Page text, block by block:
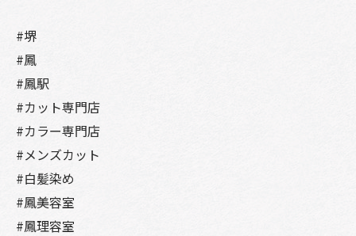
#堺
#鳳
#鳳駅
#カット専門店
#カラー専門店
#メンズカット
#白髪染め
#鳳美容室
#鳳理容室